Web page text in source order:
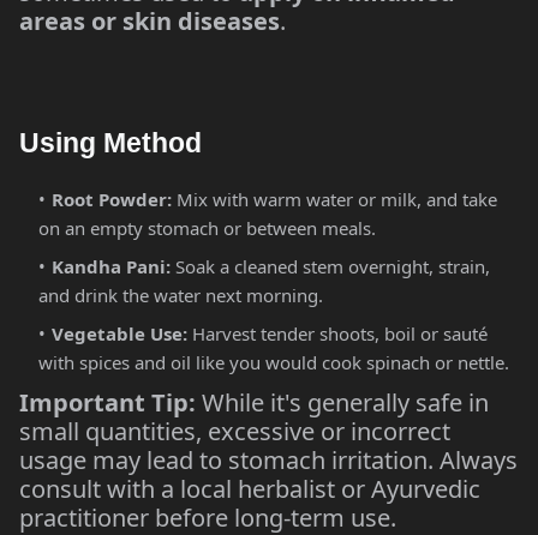
areas or skin diseases.
Using Method
Root Powder: Mix with warm water or milk, and take
on an empty stomach or between meals.
Kandha Pani: Soak a cleaned stem overnight, strain,
and drink the water next morning.
Vegetable Use: Harvest tender shoots, boil or sauté
with spices and oil like you would cook spinach or nettle.
Important Tip: While it's generally safe in
small quantities, excessive or incorrect
usage may lead to stomach irritation. Always
consult with a local herbalist or Ayurvedic
practitioner before long-term use.